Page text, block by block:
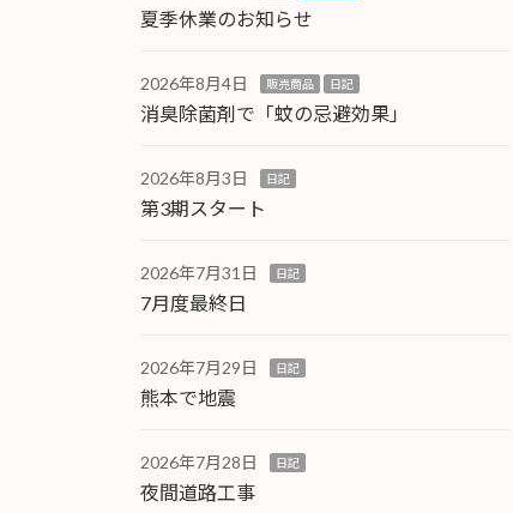
夏季休業のお知らせ
2026年8月4日 販売商品 日記
消臭除菌剤で「蚊の忌避効果」
2026年8月3日 日記
第3期スタート
2026年7月31日 日記
7月度最終日
2026年7月29日 日記
熊本で地震
2026年7月28日 日記
夜間道路工事